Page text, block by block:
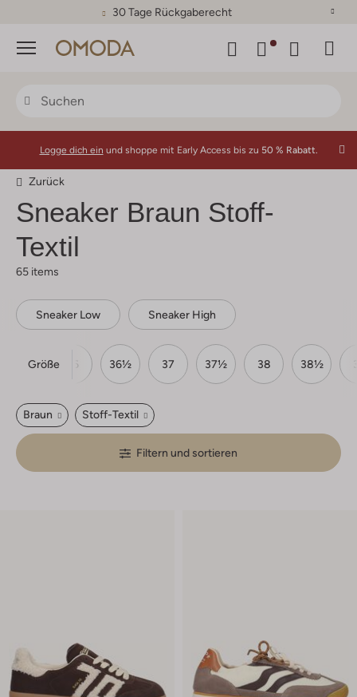
30 Tage Rückgaberecht
Menü
Logge dich ein und shoppe mit Early Access bis zu 50 % Rabatt.
Zurück
Sneaker Braun Stoff-
Textil
65 items
Sneaker Low Sneaker High
Größe
35 36 36½ 37 37½ 38 38½
Braun Stoff-Textil
Filtern und sortieren